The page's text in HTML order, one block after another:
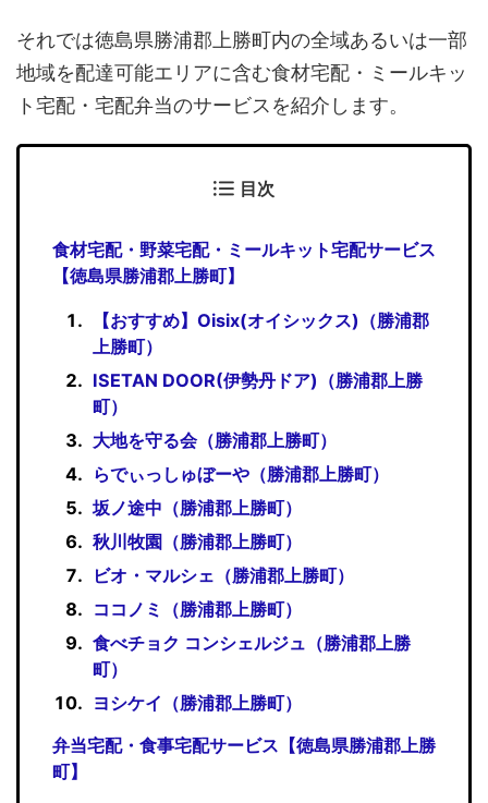
それでは徳島県勝浦郡上勝町内の全域あるいは一部
地域を配達可能エリアに含む食材宅配・ミールキッ
ト宅配・宅配弁当のサービスを紹介します。
目次
食材宅配・野菜宅配・ミールキット宅配サービス
【徳島県勝浦郡上勝町】
【おすすめ】Oisix(オイシックス)（勝浦郡
上勝町）
ISETAN DOOR(伊勢丹ドア)（勝浦郡上勝
町）
大地を守る会（勝浦郡上勝町）
らでぃっしゅぼーや（勝浦郡上勝町）
坂ノ途中（勝浦郡上勝町）
秋川牧園（勝浦郡上勝町）
ビオ・マルシェ（勝浦郡上勝町）
ココノミ（勝浦郡上勝町）
食べチョク コンシェルジュ（勝浦郡上勝
町）
ヨシケイ（勝浦郡上勝町）
弁当宅配・食事宅配サービス【徳島県勝浦郡上勝
町】